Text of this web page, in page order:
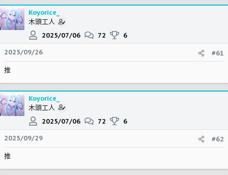
Koyorice_
木頭工人
2025/07/06
72
6
2025/09/26
#61
推
Koyorice_
木頭工人
2025/07/06
72
6
2025/09/29
#62
推